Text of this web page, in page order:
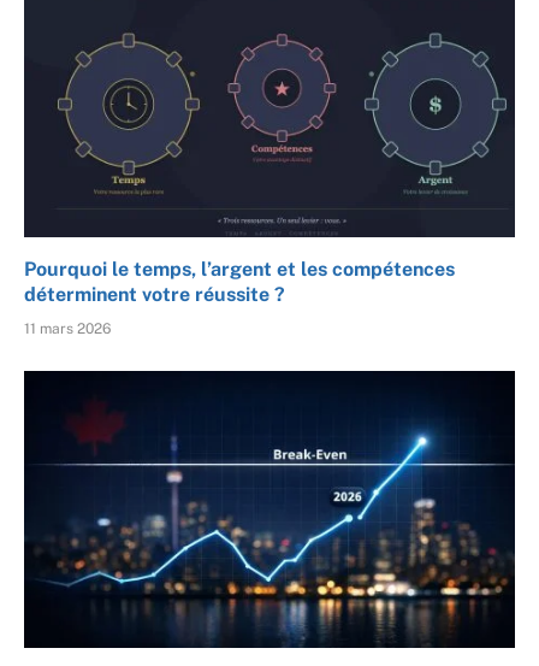
Pourquoi le temps, l’argent et les compétences
déterminent votre réussite ?
11 mars 2026